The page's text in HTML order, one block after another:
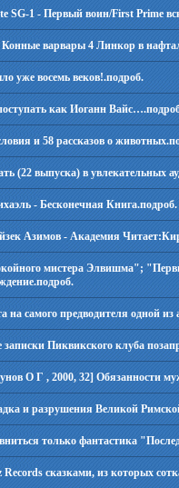
SG-1 - Первый воин/First Prime
варвары 4 Линкор в
уже восемь веков!.подроб.
как Иоганн Вайс….
и 58 рассказов о животных.
(22 выпуска) в увлекательных
- Бесконечная Книга.подроб.
Азимов - Академия
мистера Элвишма";
подроб.
самого предводителя одной из
Пиквикского клуба
О Г , 2000, 32] Обязанности
и разрушения Великой
только фантастика
сказками, из которых